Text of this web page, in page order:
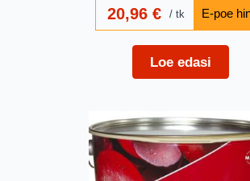
20,96 € tk
Loe edasi